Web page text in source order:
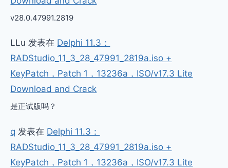
v28.0.47991.2819
LLu 发表在 Delphi 11.3：
RADStudio_11_3_28_47991_2819a.iso +
KeyPatch，Patch 1，13236a，ISO/v17.3 Lite
Download and Crack
是正试版吗？
q 发表在 Delphi 11.3：
RADStudio_11_3_28_47991_2819a.iso +
KeyPatch，Patch 1，13236a，ISO/v17.3 Lite